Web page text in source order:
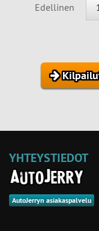
Edellinen
YHTEYSTIEDOT
AutoJerryn asiakaspalvelu